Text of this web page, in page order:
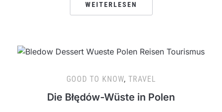
WEITERLESEN
GOOD TO KNOW, TRAVEL
Die Błędów-Wüste in Polen